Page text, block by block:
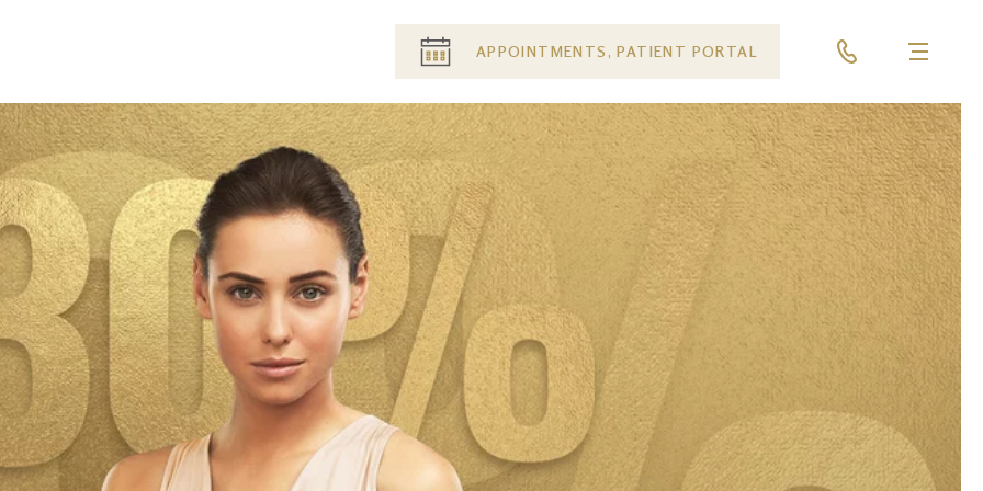
Pre
header
APPOINTMENTS, PATIENT PORTAL